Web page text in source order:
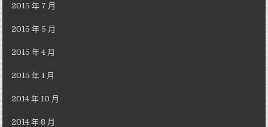
2015 年 7 月
2015 年 5 月
2015 年 4 月
2015 年 1 月
2014 年 10 月
2014 年 8 月